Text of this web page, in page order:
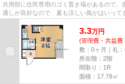
共用部に住民専用のゴミ置き場があるので、
通しが良好なので、夏も涼しい風がはいって
2分で駅にアクセス可能な、魅...
3.3万円
(管理費・共益費
敷：0ヶ月｜礼
所在階：2階
間取り：1R
面積：17.78㎡